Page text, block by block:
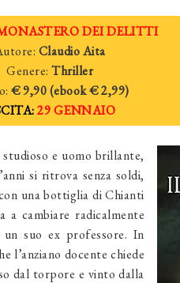
DEI DELITTI
Claudio Aita
Genere: Thriller
€ 9,90 (ebook€ 2,99)
29 GENNAIO
e uomo brillante,
si ritrova senza soldi,
una bottiglia di Chianti
a cambiare radicalmente
un suo ex professore. In
l’anziano docente chiede
dal torpore e vinto dalla